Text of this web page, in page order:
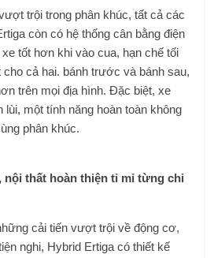
trội trong phân khúc, tất cả các
còn có hệ thống cân bằng điện
tốt hơn khi vào cua, hạn chế tối
cả hai. bánh trước và bánh sau,
trên mọi địa hình. Đặc biệt, xe
một tính năng hoàn toàn không
phân khúc.
thất hoàn thiện tỉ mỉ từng chi
cải tiến vượt trội về động cơ,
nghi, Hybrid Ertiga có thiết kế